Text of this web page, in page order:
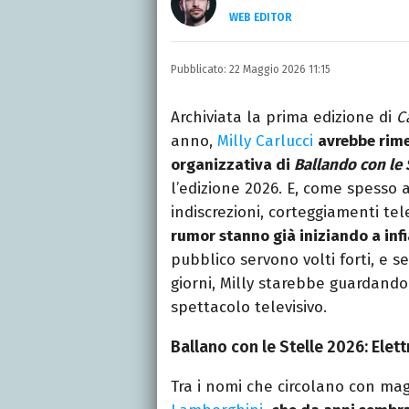
WEB EDITOR
LINKEDIN
Si avvicina all'editoria
presso La Sapienza,
Pubblicato: 22 Maggio 2026 11:15
Archiviata la prima edizione di
anno, Milly Carlucci avrebbe
organizzativa di Ballando con le
l’edizione 2026. E, come
indiscrezioni, corteggiamenti
rumor stanno già iniziando a
pubblico servono volti forti, e
giorni, Milly starebbe
spettacolo televisivo.
Ballano con le Stelle 2026:
Tra i nomi che circolano con